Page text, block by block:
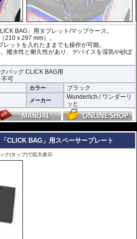
BAG」用タブレット/マップケース。
210 x 297 mm）。
ットを入れたままでも操作が可能。
撥水性と耐久性があり、デバイスを湿気や砂ぼ
バッグ CLICK BAG用
可
カラー ブラック
メーカー
Wunderlich / ワンダーリ
ッヒ
CLICK BAG」用スペーサープレート
ク(タップ)で拡大表示